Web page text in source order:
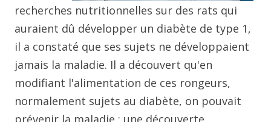
recherches nutritionnelles sur des rats qui
auraient dû développer un diabète de type 1,
il a constaté que ses sujets ne développaient
jamais la maladie. Il a découvert qu'en
modifiant l'alimentation de ces rongeurs,
normalement sujets au diabète, on pouvait